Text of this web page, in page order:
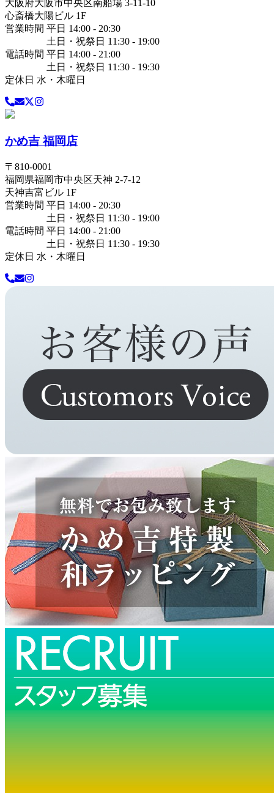
大阪府大阪市中央区南船場 3-11-10
心斎橋大陽ビル 1F
営業時間 平日 14:00 - 20:30
土日・祝祭日 11:30 - 19:00
電話時間 平日 14:00 - 21:00
土日・祝祭日 11:30 - 19:30
定休日 水・木曜日
かめ吉 福岡店
〒 810-0001
福岡県福岡市中央区天神 2-7-12
天神吉富ビル 1F
営業時間 平日 14:00 - 20:30
土日・祝祭日 11:30 - 19:00
電話時間 平日 14:00 - 21:00
土日・祝祭日 11:30 - 19:30
定休日 水・木曜日